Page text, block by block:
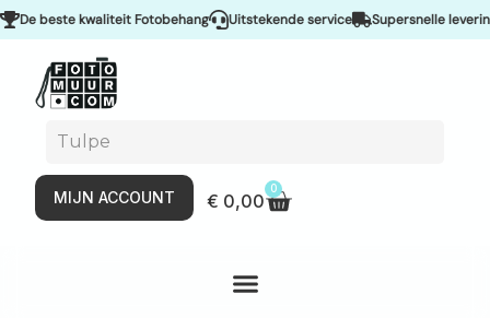
beste kwaliteit Fotobehang Uitstekende service Supersnelle levering &
MIJN ACCOUNT € 0,00
0